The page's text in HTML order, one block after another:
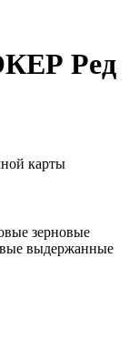
Ред
карты
зерновые
выдержанные